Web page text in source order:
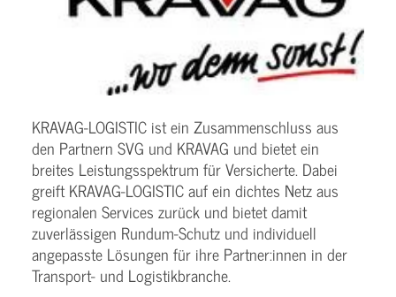
KRAVAG-LOGISTIC ist ein Zusammenschluss aus
den Partnern SVG und KRAVAG und bietet ein
breites Leistungsspektrum für Versicherte. Dabei
greift KRAVAG-LOGISTIC auf ein dichtes Netz aus
regionalen Services zurück und bietet damit
zuverlässigen Rundum-Schutz und individuell
angepasste Lösungen für ihre Partner:innen in der
Transport- und Logistikbranche.